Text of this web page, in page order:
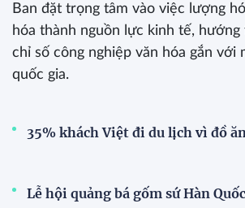
Ban đặt trọng tâm vào việc lượng
hóa thành nguồn lực kinh tế,
chỉ số công nghiệp văn hóa gắn với
quốc gia.
35% khách Việt đi du lịch vì đồ
Lễ hội quảng bá gốm sứ Hàn